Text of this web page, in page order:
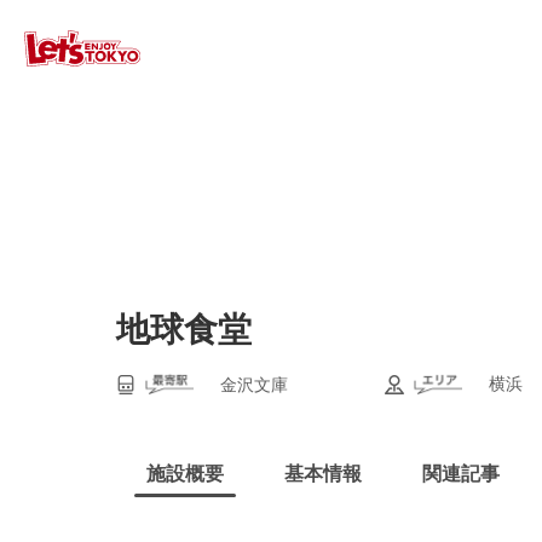
地球食堂
金沢文庫 横浜
施設概要 基本情報 関連記事